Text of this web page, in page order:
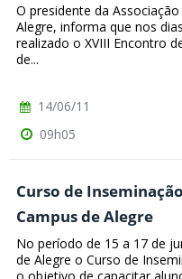
O presidente da
Alegre, informa que nos
realizado o XVIII Encontro
de...
14/06/11
09h05
Curso de
Campus de Alegre
No período de 15 a 17 de
de Alegre o Curso de